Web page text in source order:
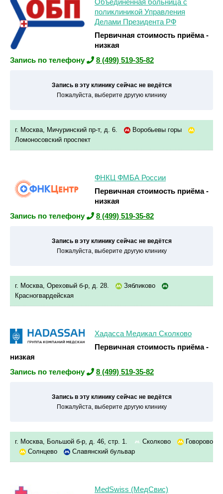
Объединенная больница с
поликлиникой Управления
Делами Президента РФ
Первичная стоимость приёма -
низкая
Запись по телефону
8 (499) 519-35-82
Запись в эту клинику сейчас не ведётся
Пожалуйста, выберите другую клинику
г. Москва, Мичуринский пр-т, д. 6.
Воробьевы горы
Ломоносовский проспект
ФНКЦ ФМБА России
Первичная стоимость приёма -
низкая
Запись по телефону
8 (499) 519-35-82
Запись в эту клинику сейчас не ведётся
Пожалуйста, выберите другую клинику
г. Москва, Ореховый б-р, д. 28.
Зябликово
Красногвардейская
Хадасса Медикал Сколково
Первичная стоимость приёма -
низкая
Запись по телефону
8 (499) 519-35-82
Запись в эту клинику сейчас не ведётся
Пожалуйста, выберите другую клинику
г. Москва, Большой б-р, д. 46, стр. 1. Сколково
Говорово
Солнцево
Славянский бульвар
MedSwiss (МедСвис)